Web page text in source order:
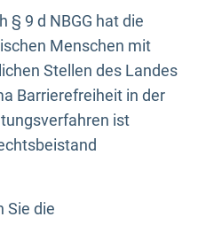
§ 9 d NBGG hat die
Menschen mit
Stellen des Landes
Barrierefreiheit in der
ist
Sie die